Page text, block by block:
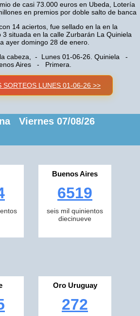
de casi 73.000 euros en Ubeda, Lotería
en premios por doble salto de banca
14 aciertos, fue sellado en la en la
situada en la calle Zurbarán La Quiniela
ayer domingo 28 de enero.
cabeza, - Lunes 01-06-26. Quiniela -
Aires - Primera.
SORTEOS LUNES 01-06-26 >>
Viernes 07/08/26
Buenos Aires
6519
seis mil quinientos
diecinueve
Oro Uruguay
272